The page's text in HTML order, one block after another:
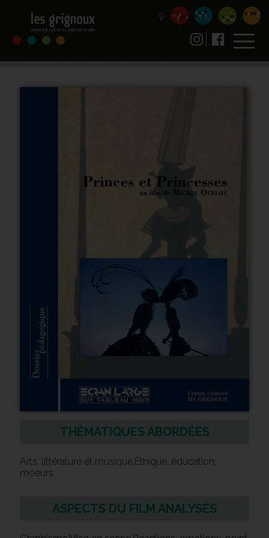
THÉMATIQUES ABORDÉES
Arts, littérature et musique,Éthique, éducation,
moeurs
ASPECTS DU FILM ANALYSÉS